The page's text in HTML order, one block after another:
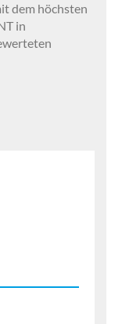
dem höchsten
in